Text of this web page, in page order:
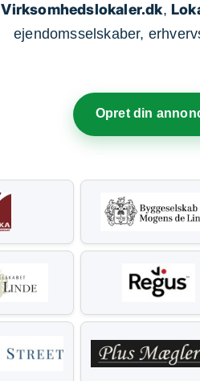
Virksomhedslokaler.dk,
ejendomsselskaber,
Opret din